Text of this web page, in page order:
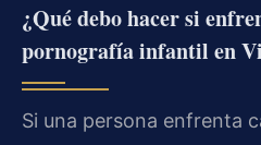
¿Qué debo hacer si
pornografía infantil en
Si una persona enfrenta